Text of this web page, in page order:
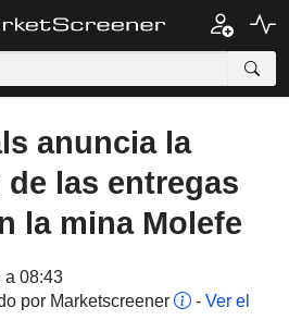
anuncia la
las entregas
la mina Molefe
a 08:43
por Marketscreener
- Ver el